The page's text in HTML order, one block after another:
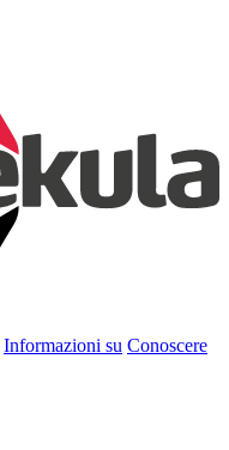
Informazioni su Conoscere